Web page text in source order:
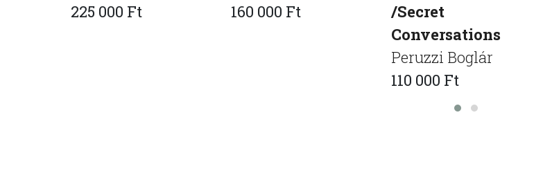
225 000 Ft
160 000 Ft
/Secret
Conversations
Peruzzi Boglár
110 000 Ft